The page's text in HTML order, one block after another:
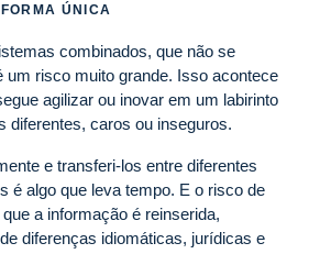
ÚNICA
combinados, que não se
um risco muito grande. Isso acontece
agilizar ou inovar em um labirinto
diferentes, caros ou inseguros.
e transferi-los entre diferentes
é algo que leva tempo. E o risco de
a informação é reinserida,
diferenças idiomáticas, jurídicas e